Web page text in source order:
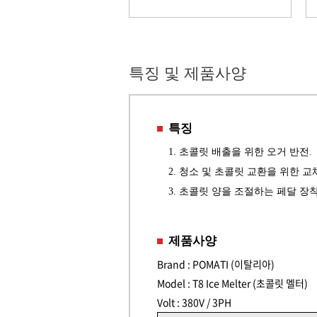
특징 및 제품사양
특징
1. 초콜릿 배출을 위한 오거 반전.
2. 청소 및 초콜릿 교환을 위한 교
3. 초콜릿 양을 조절하는 페달 장
제품사양
Brand : POMATI (이탈리아)
Model : T8 Ice Melter (초콜릿 멜터)
Volt : 380V / 3PH